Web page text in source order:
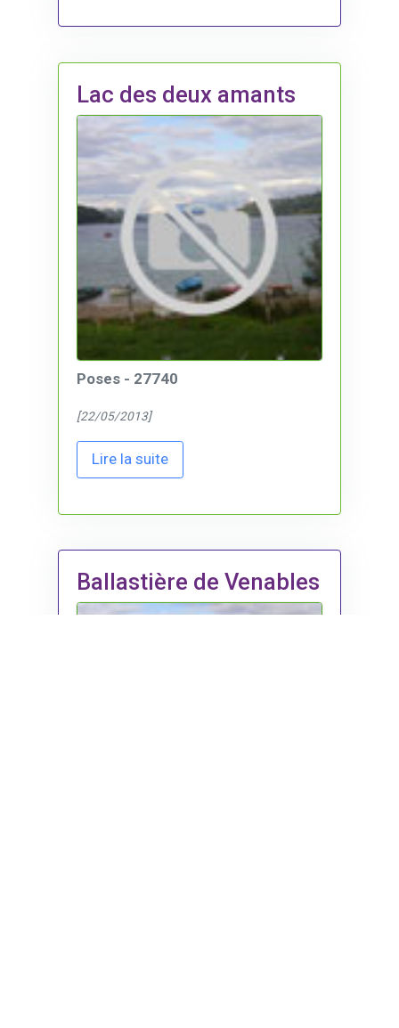
Lac des deux amants
Poses - 27740
[22/05/2013]
Lire la suite
Ballastière de Venables